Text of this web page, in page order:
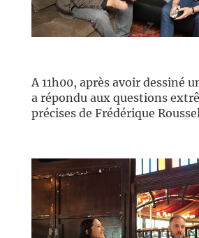
A 11h00, après avoir dessiné
a répondu aux questions
précises de Frédérique